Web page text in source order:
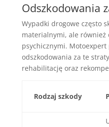
Odszkodowania
Wypadki drogowe często
materialnymi, ale również
psychicznymi.
odszkodowania za te
rehabilitację oraz
Rodzaj szkody